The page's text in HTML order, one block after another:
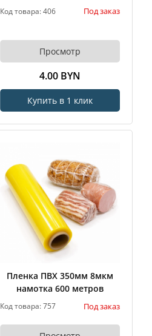
Код товара: 406 Под заказ
Просмотр
4.00 BYN
Купить в 1 клик
Пленка ПВХ 350мм 8мкм
намотка 600 метров
Код товара: 757 Под заказ